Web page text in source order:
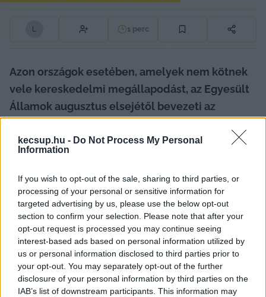
kecsup.hu - Do Not Process My Personal
Information
If you wish to opt-out of the sale, sharing to third parties, or
processing of your personal or sensitive information for
targeted advertising by us, please use the below opt-out
section to confirm your selection. Please note that after your
opt-out request is processed you may continue seeing
interest-based ads based on personal information utilized by
us or personal information disclosed to third parties prior to
your opt-out. You may separately opt-out of the further
disclosure of your personal information by third parties on the
IAB’s list of downstream participants. This information may
L 1perc
Azon országok esetében, amelyek nem kötnek
vele kereskedelmi megállapodást, az Egyesült
Államok augusztus elsejétől bevezeti az
amerikai pénzügyminiszter egyúttal
következő napokban tájékoztató levelet küld
erről a kereskedelmi partnerországoknak.
Az amerikai elnök eredetileg július 9-ig adott
határidőt, és függesztette fel 90 napra a vámok
bevezetését. A pénzügyminiszter elmondása
szerint immár több kereskedelmi tárgyalás a
végső szakaszban tart, és hamarosan